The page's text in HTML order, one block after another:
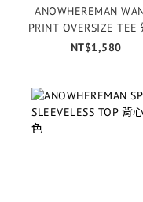
ANOWHEREMAN
PRINT OVERSIZE TEE
灰色
NT$1,580